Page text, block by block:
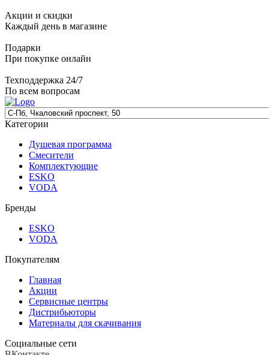
Акции и скидки
Каждый день в магазине
Подарки
При покупке онлайн
Техподдержка 24/7
По всем вопросам
Категории
Душевая программа
Смесители
Комплектующие
ESKO
VODA
Бренды
ESKO
VODA
Покупателям
Главная
Акции
Сервисные центры
Дистрибьюторы
Материалы для скачивания
Социальные сети